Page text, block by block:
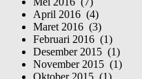
April 2016 (4)
Maret 2016 (3)
Februari 2016 (1)
Desember 2015 (1)
November 2015 (1)
Oktober 2015 (1)